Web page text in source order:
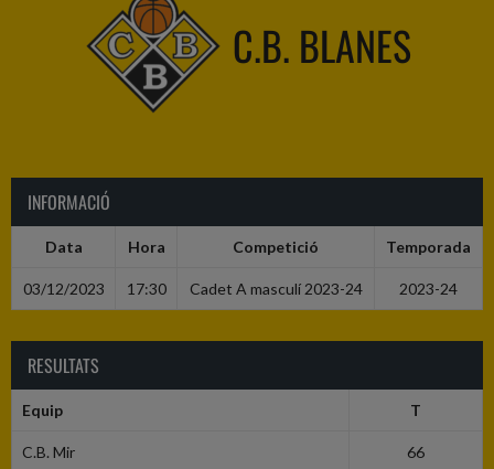
C.B. BLANES
INFORMACIÓ
Data Hora Competició Temporada
03/12/2023 17:30 Cadet A masculí 2023-24 2023-24
RESULTATS
Equip T
C.B. Mir 66